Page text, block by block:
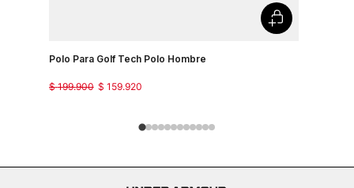
Polo Para Golf Tech Polo Hombre
$ 159.920
$ 199.900